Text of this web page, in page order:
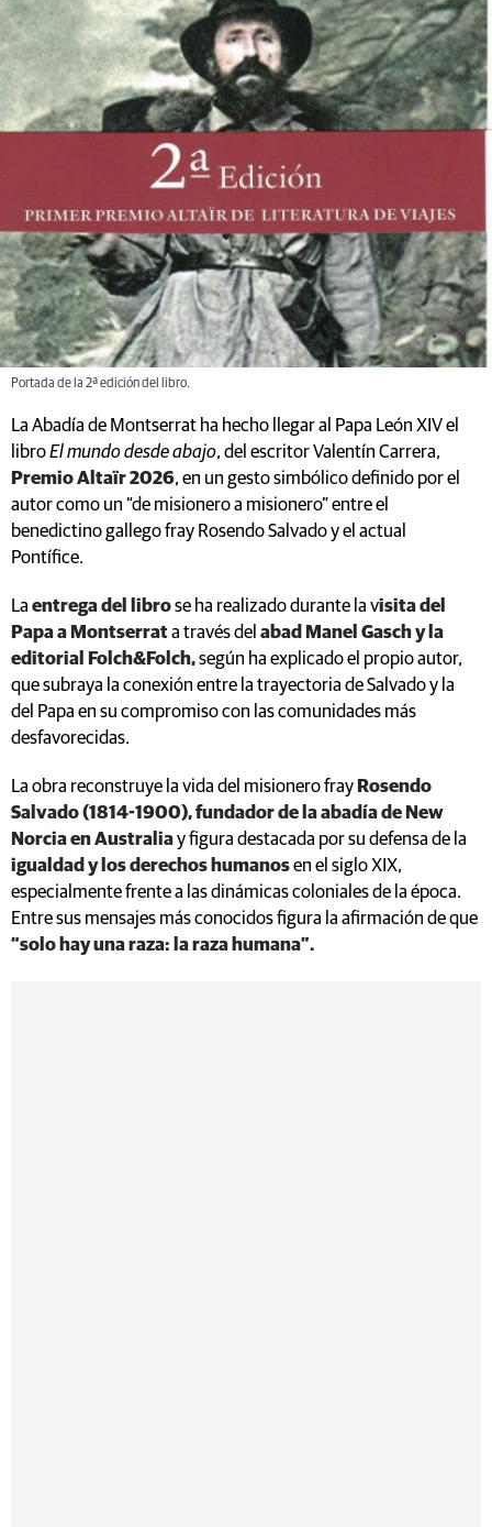
Portada de la 2ª edición del libro.
La Abadía de Montserrat ha hecho llegar al Papa León XIV el
libroEl mundo desde abajo, del escritor Valentín Carrera,
Premio Altaïr 2026, en un gesto simbólico definido por el
autor como un “de misionero a misionero” entre el
benedictino gallego fray Rosendo Salvado y el actual
Pontífice.
La entrega del librose ha realizado durante la visita del
Papa a Montserrata través del abad Manel Gasch y la
editorial Folch&Folch,según ha explicado el propio autor,
que subraya la conexión entre la trayectoria de Salvado y la
del Papa en su compromiso con las comunidades más
desfavorecidas.
La obra reconstruye la vida del misionero fray Rosendo
Salvado (1814-1900), fundador de la abadía de New
Norcia en Australiay figura destacada por su defensa de la
igualdad y los derechos humanosen el siglo XIX,
especialmente frente a las dinámicas coloniales de la época.
Entre sus mensajes más conocidos figura la afirmación de que
“solo hay una raza: la raza humana”.